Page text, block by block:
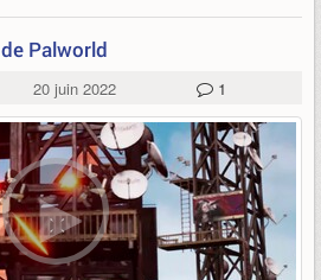
Palworld
20 juin 2022 1